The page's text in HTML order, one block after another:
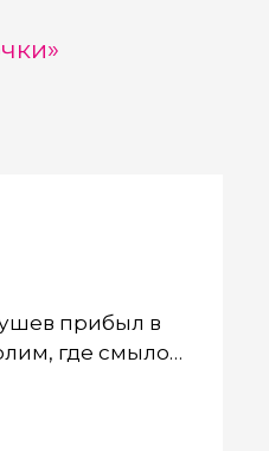
прибыл в
где смыло